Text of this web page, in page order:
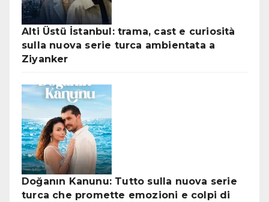
Alti Üstü İstanbul: trama, cast e curiosità
sulla nuova serie turca ambientata a
Ziyanker
Doğanın Kanunu: Tutto sulla nuova serie
turca che promette emozioni e colpi di